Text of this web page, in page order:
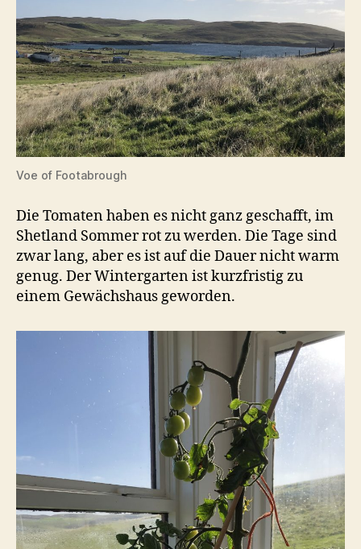
Voe of Footabrough
Die Tomaten haben es nicht ganz geschafft, im
Shetland Sommer rot zu werden. Die Tage sind
zwar lang, aber es ist auf die Dauer nicht warm
genug. Der Wintergarten ist kurzfristig zu
einem Gewächshaus geworden.